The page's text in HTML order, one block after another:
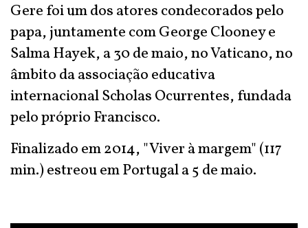
Gere foi um dos atores condecorados pelo
papa, juntamente com George Clooney e
Salma Hayek, a 30 de maio, no Vaticano, no
âmbito da associação educativa
internacional Scholas Ocurrentes, fundada
pelo próprio Francisco.
Finalizado em 2014, "Viver à margem" (117
min.) estreou em Portugal a 5 de maio.